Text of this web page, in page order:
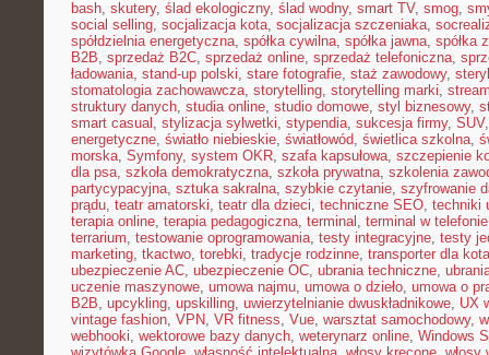
bash, skutery, ślad ekologiczny, ślad wodny, smart TV, smog,
social selling, socjalizacja kota, socjalizacja szczeniaka,
spółdzielnia energetyczna, spółka cywilna, spółka jawna, spółka
B2B, sprzedaż B2C, sprzedaż online, sprzedaż telefoniczna,
ładowania, stand-up polski, stare fotografie, staż zawodowy,
stomatologia zachowawcza, storytelling, storytelling marki,
struktury danych, studia online, studio domowe, styl biznesowy,
smart casual , stylizacja sylwetki, stypendia, sukcesja firmy, SUV
energetyczne, światło niebieskie, światłowód, świetlica szkolna,
morska, Symfony, system OKR, szafa kapsułowa, szczepienie
dla psa, szkoła demokratyczna, szkoła prywatna, szkolenia
partycypacyjna, sztuka sakralna, szybkie czytanie, szyfrowanie
prądu, teatr amatorski, teatr dla dzieci, techniczne SEO, techniki
terapia online, terapia pedagogiczna, terminal , terminal w telefonie
terrarium, testowanie oprogramowania, testy integracyjne, testy
marketing, tkactwo, torebki, tradycje rodzinne, transporter dla kota
ubezpieczenie AC, ubezpieczenie OC, ubrania techniczne,
uczenie maszynowe, umowa najmu, umowa o dzieło, umowa o
B2B, upcykling, upskilling, uwierzytelnianie dwuskładnikowe, UX
vintage fashion, VPN, VR fitness, Vue, warsztat samochodowy,
webhooki, wektorowe bazy danych, weterynarz online, Windows